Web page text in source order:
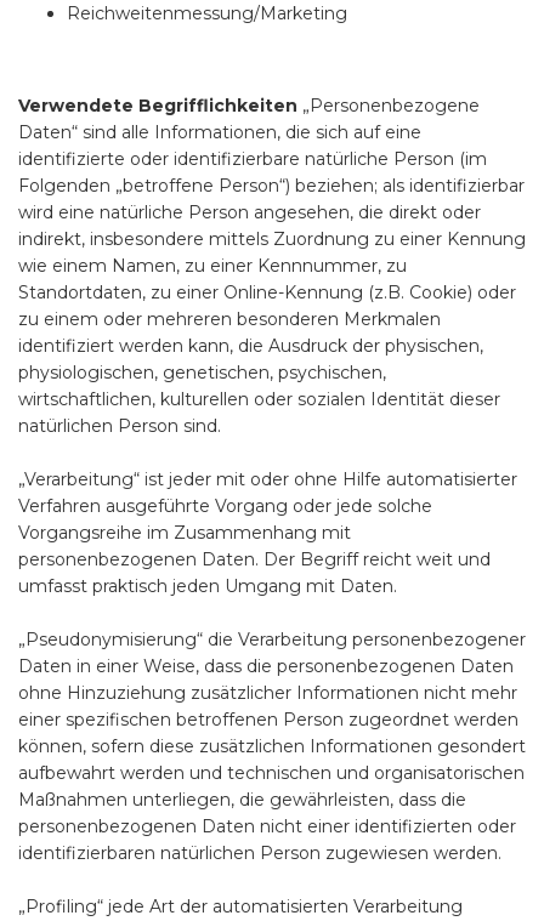
Reichweitenmessung/Marketing
Verwendete Begrifflichkeiten „Personenbezogene
Daten“ sind alle Informationen, die sich auf eine
identifizierte oder identifizierbare natürliche Person (im
Folgenden „betroffene Person“) beziehen; als identifizierbar
wird eine natürliche Person angesehen, die direkt oder
indirekt, insbesondere mittels Zuordnung zu einer Kennung
wie einem Namen, zu einer Kennnummer, zu
Standortdaten, zu einer Online-Kennung (z.B. Cookie) oder
zu einem oder mehreren besonderen Merkmalen
identifiziert werden kann, die Ausdruck der physischen,
physiologischen, genetischen, psychischen,
wirtschaftlichen, kulturellen oder sozialen Identität dieser
natürlichen Person sind.
„Verarbeitung“ ist jeder mit oder ohne Hilfe automatisierter
Verfahren ausgeführte Vorgang oder jede solche
Vorgangsreihe im Zusammenhang mit
personenbezogenen Daten. Der Begriff reicht weit und
umfasst praktisch jeden Umgang mit Daten.
„Pseudonymisierung“ die Verarbeitung personenbezogener
Daten in einer Weise, dass die personenbezogenen Daten
ohne Hinzuziehung zusätzlicher Informationen nicht mehr
einer spezifischen betroffenen Person zugeordnet werden
können, sofern diese zusätzlichen Informationen gesondert
aufbewahrt werden und technischen und organisatorischen
Maßnahmen unterliegen, die gewährleisten, dass die
personenbezogenen Daten nicht einer identifizierten oder
identifizierbaren natürlichen Person zugewiesen werden.
„Profiling“ jede Art der automatisierten Verarbeitung